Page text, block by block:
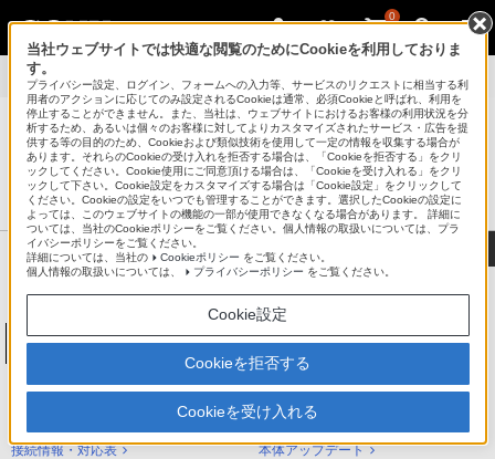
0
製品別サポート > NW-A30シリーズ > 使いかた
ポータブルオーディオプレーヤー ウォークマン®
サポート・お問い合わせ
NW-A30シリーズ
NW-A30シリーズ サポートトップ
困ったときは（Q&A）
接続情報・対応表
本体アップデート
当社ウェブサイトでは快適な閲覧のためにCookieを利用しておりま
す。
プライバシー設定、ログイン、フォームへの入力等、サービスのリクエストに相当する利
用者のアクションに応じてのみ設定されるCookieは通常、必須Cookieと呼ばれ、利用を
停止することができません。また、当社は、ウェブサイトにおけるお客様の利用状況を分
析するため、あるいは個々のお客様に対してよりカスタマイズされたサービス・広告を提
供する等の目的のため、Cookieおよび類似技術を使用して一定の情報を収集する場合が
あります。それらのCookieの受け入れを拒否する場合は、「Cookieを拒否する」をクリ
ックしてください。Cookie使用にご同意頂ける場合は、「Cookieを受け入れる」をクリ
ックして下さい。Cookie設定をカスタマイズする場合は「Cookie設定」をクリックして
ください。Cookieの設定をいつでも管理することができます。選択したCookieの設定に
よっては、このウェブサイトの機能の一部が使用できなくなる場合があります。 詳細に
ついては、当社のCookieポリシーをご覧ください。個人情報の取扱いについては、プラ
イバシーポリシーをご覧ください。
詳細については、当社の
Cookieポリシー をご覧ください。
個人情報の取扱いについては、
プライバシーポリシー をご覧ください。
Cookie設定
Cookieを拒否する
Cookieを受け入れる